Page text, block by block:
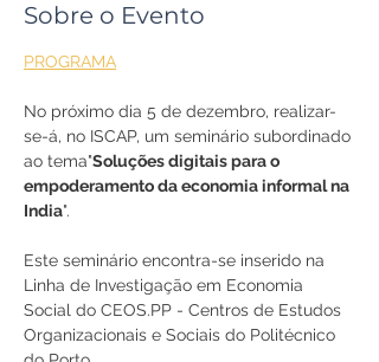
Sobre o Evento
PROGRAMA
No próximo dia 5 de dezembro, realizar-
se-á, no ISCAP, um seminário subordinado
ao tema"Soluções digitais para o
empoderamento da economia informal na
India".
Este seminário encontra-se inserido na
Linha de Investigação em Economia
Social do CEOS.PP - Centros de Estudos
Organizacionais e Sociais do Politécnico